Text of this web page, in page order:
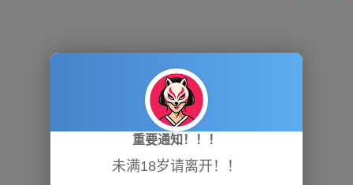
重要通知！！！
未满18岁请离开！！